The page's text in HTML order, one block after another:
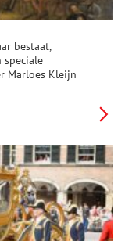
bestaat,
speciale
Marloes Kleijn